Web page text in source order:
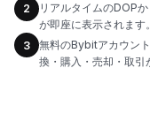
2
リアルタイムのDOP
が即座に表示されます。
3
無料のBybitアカウント
換・購入・売却・取引